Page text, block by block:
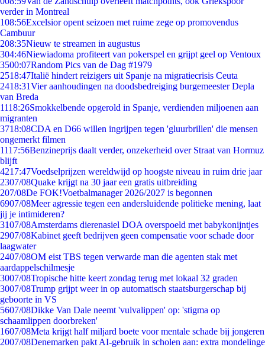
verder in Montreal
108:56Excelsior opent seizoen met ruime zege op promovendus
Cambuur
208:35Nieuw te streamen in augustus
304:46Niewiadoma profiteert van pokerspel en grijpt geel op Ventoux
3500:07Random Pics van de Dag #1979
2518:47Italië hindert reizigers uit Spanje na migratiecrisis Ceuta
2418:31Vier aanhoudingen na doodsbedreiging burgemeester Depla
van Breda
1118:26Smokkelbende opgerold in Spanje, verdienden miljoenen aan
migranten
3718:08CDA en D66 willen ingrijpen tegen 'gluurbrillen' die mensen
ongemerkt filmen
1117:56Benzineprijs daalt verder, onzekerheid over Straat van Hormuz
blijft
4217:47Voedselprijzen wereldwijd op hoogste niveau in ruim drie jaar
2307/08Quake krijgt na 30 jaar een gratis uitbreiding
207/08De FOK!Voetbalmanager 2026/2027 is begonnen
6907/08Meer agressie tegen een andersluidende politieke mening, laat
jij je intimideren?
3107/08Amsterdams dierenasiel DOA overspoeld met babykonijntjes
2907/08Kabinet geeft bedrijven geen compensatie voor schade door
laagwater
2407/08OM eist TBS tegen verwarde man die agenten stak met
aardappelschilmesje
3007/08Tropische hitte keert zondag terug met lokaal 32 graden
3007/08Trump grijpt weer in op automatisch staatsburgerschap bij
geboorte in VS
5607/08Dikke Van Dale neemt 'vulvalippen' op: 'stigma op
schaamlippen doorbreken'
1607/08Meta krijgt half miljard boete voor mentale schade bij jongeren
2007/08Denemarken pakt AI-gebruik in scholen aan: extra mondelinge